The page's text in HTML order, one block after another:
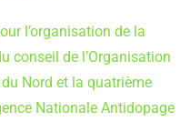
l’organisation de la
conseil de l’Organisation
Nord et la quatrième
Nationale Antidopage